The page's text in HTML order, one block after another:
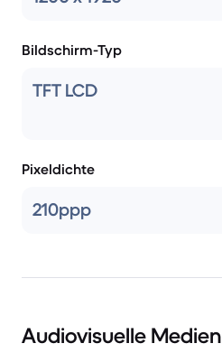
Bildschirm-Typ
TFT LCD
Pixeldichte
210ppp
Audiovisuelle Medien